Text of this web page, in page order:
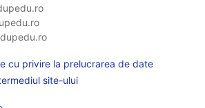
cu privire la prelucrarea de date
site-ului